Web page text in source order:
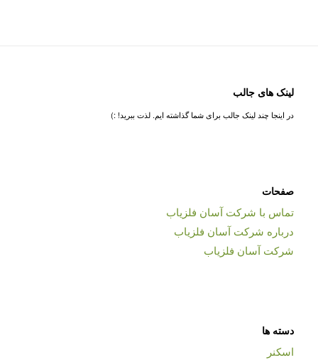
لینک های جالب
در اینجا چند لینک جالب برای شما گذاشته ایم. لذت ببرید! :)
صفحات
تماس با شرکت آسان فلزیاب
درباره شرکت آسان فلزیاب
شرکت آسان فلزیاب
دسته ها
اسکنر